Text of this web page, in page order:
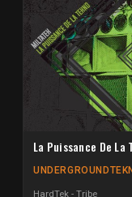
La Puissance De La
HardTek - Tribe